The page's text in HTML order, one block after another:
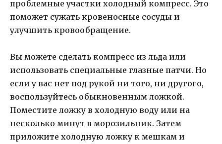
проблемные участки холодный компресс. Это
поможет сужать кровеносные сосуды и
улучшить кровообращение.
Вы можете сделать компресс из льда или
использовать специальные глазные патчи. Но
если у вас нет под рукой ни того, ни другого,
воспользуйтесь обыкновенным ложкой.
Поместите ложку в холодную воду или на
несколько минут в морозильник. Затем
приложите холодную ложку к мешкам и